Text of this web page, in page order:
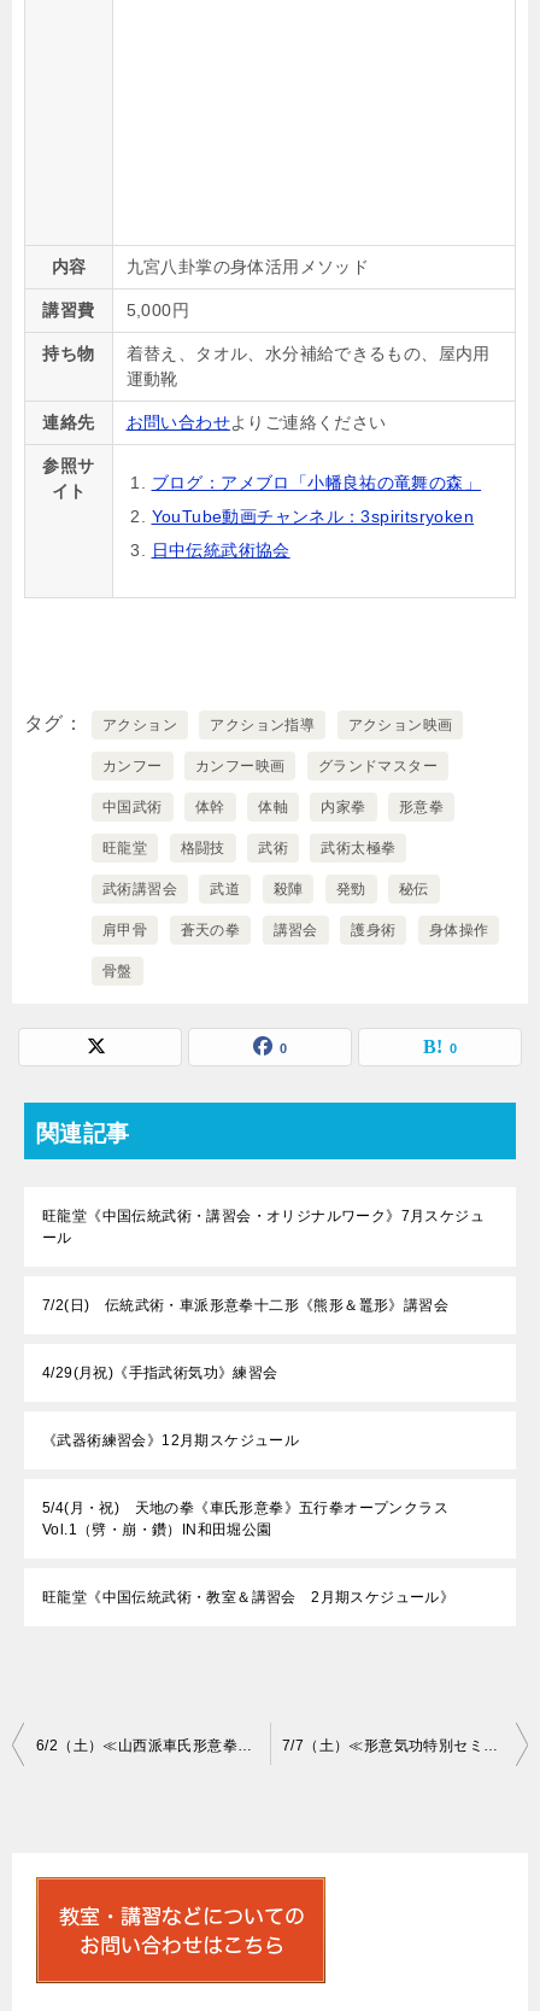
内容 九宮八卦掌の身体活用メソッド
講習費 5,000円
持ち物
着替え、タオル、水分補給できるもの、屋内用
運動靴
連絡先 お問い合わせよりご連絡ください
参照サ
イト
ブログ：アメブロ「小幡良祐の竜舞の森」
YouTube動画チャンネル：3spiritsryoken
日中伝統武術協会
タグ アクション アクション指導 アクション映画
カンフー カンフー映画 グランドマスター
中国武術 体幹 体軸 内家拳 形意拳
旺龍堂 格闘技 武術 武術太極拳
武術講習会 武道 殺陣 発勁 秘伝
肩甲骨 蒼天の拳 講習会 護身術 身体操作
骨盤
0 0
関連記事
旺龍堂《中国伝統武術・講習会・オリジナルワーク》7月スケジュ
ール
7/2(日) 伝統武術・車派形意拳十二形《熊形＆鼉形》講習会
4/29(月祝)《手指武術気功》練習会
《武器術練習会》12月期スケジュール
5/4(月・祝) 天地の拳《車氏形意拳》五行拳オープンクラス
Vol.1（劈・崩・鑽）IN和田堀公園
旺龍堂《中国伝統武術・教室＆講習会 2月期スケジュール》
投
6/2（土）≪山西派車氏形意拳・三拳（劈拳・炮拳・横拳）発勁セミナーIN文京≫ 7/7（土）≪形意気功特別セミナーIN文京≫